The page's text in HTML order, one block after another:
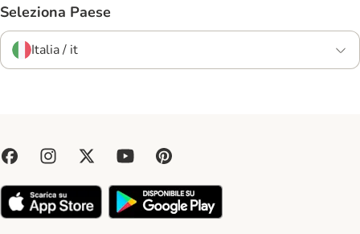
Seleziona Paese
Italia / it